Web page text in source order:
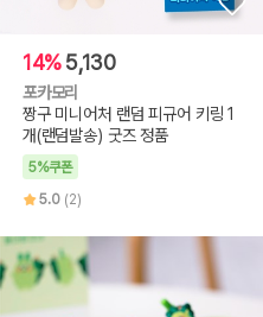
14%5,130
포카모리
짱구 미니어처 랜덤 피규어 키링 1
개(랜덤발송) 굿즈 정품
5%쿠폰
5.0 (2)